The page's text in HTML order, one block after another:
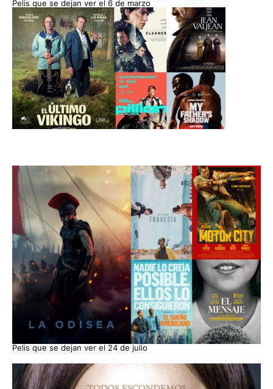
Pelis que se dejan ver el 6 de marzo
Pelis que se dejan ver el 24 de julio